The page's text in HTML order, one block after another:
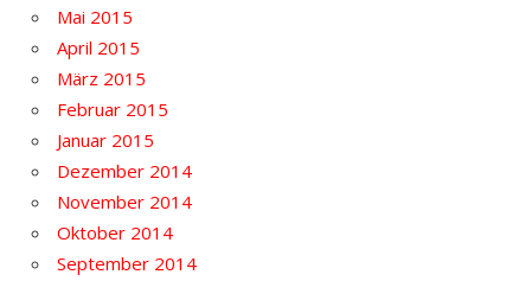
Mai 2015
April 2015
März 2015
Februar 2015
Januar 2015
Dezember 2014
November 2014
Oktober 2014
September 2014